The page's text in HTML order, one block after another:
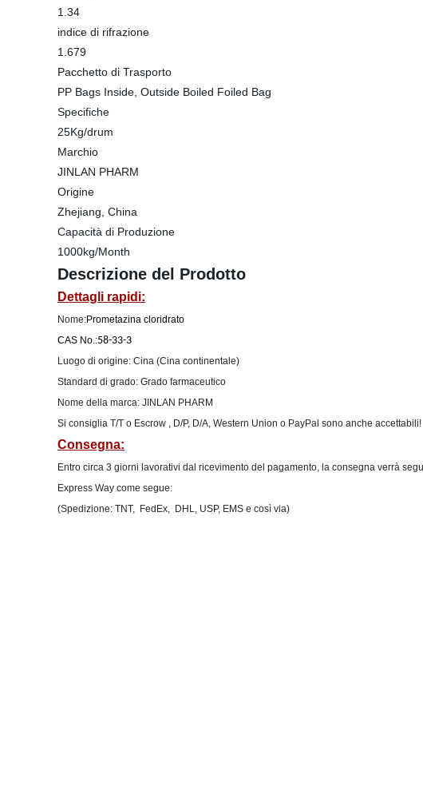
1.34
indice di rifrazione
1.679
Pacchetto di Trasporto
PP Bags Inside, Outside Boiled Foiled Bag
Specifiche
25Kg/drum
Marchio
JINLAN PHARM
Origine
Zhejiang, China
Capacità di Produzione
1000kg/Month
Descrizione del Prodotto
Dettagli rapidi:
Nome:Prometazina cloridrato
CAS No.:58-33-3
Luogo di origine: Cina (Cina continentale)
Standard di grado: Grado farmaceutico
Nome della marca: JINLAN PHARM
Si consiglia T/T o Escrow , D/P, D/A, Western Union o PayPal sono anche accettabili!
Consegna:
Entro circa 3 giorni lavorativi dal ricevimento del pagamento, la consegna verrà
Express Way come segue:
(Spedizione: TNT, FedEx, DHL, USP, EMS e così via)